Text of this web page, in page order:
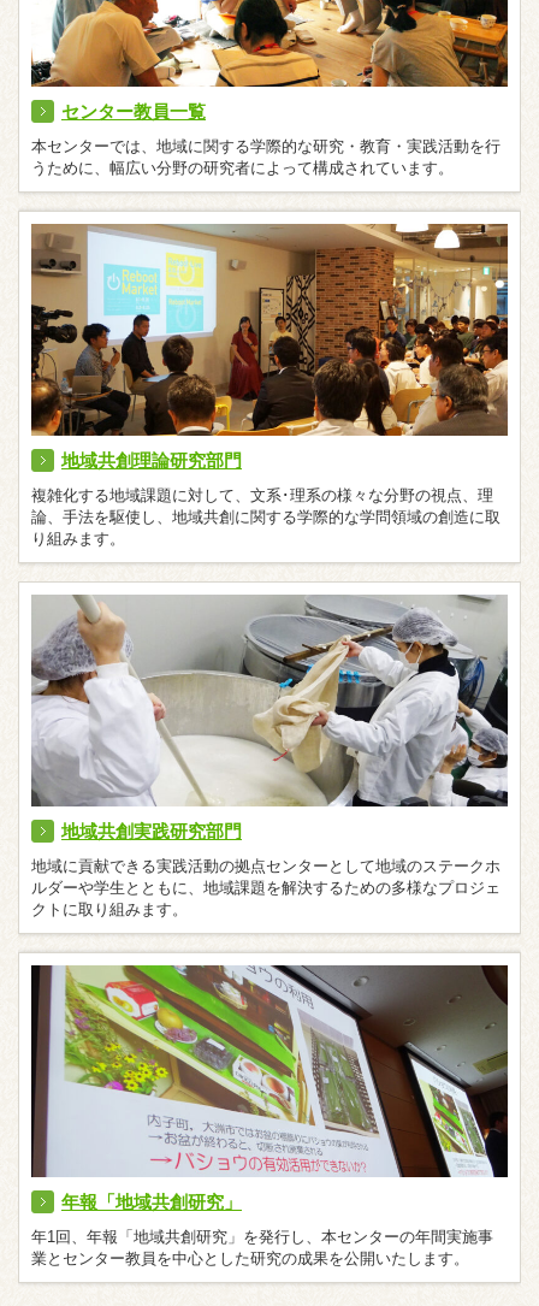
センター教員一覧
本センターでは、地域に関する学際的な研究・教育・実践活動を行
うために、幅広い分野の研究者によって構成されています。
地域共創理論研究部門
複雑化する地域課題に対して、文系･理系の様々な分野の視点、理
論、手法を駆使し、地域共創に関する学際的な学問領域の創造に取
り組みます。
地域共創実践研究部門
地域に貢献できる実践活動の拠点センターとして地域のステークホ
ルダーや学生とともに、地域課題を解決するための多様なプロジェ
クトに取り組みます。
年報「地域共創研究」
年1回、年報「地域共創研究」を発行し、本センターの年間実施事
業とセンター教員を中心とした研究の成果を公開いたします。